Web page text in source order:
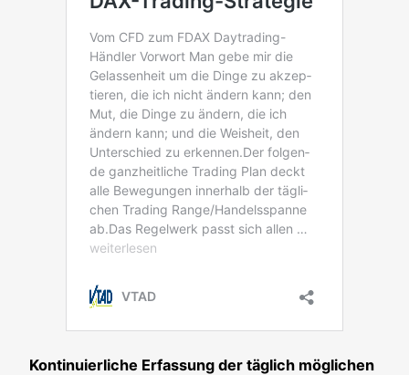
Kon­ti­nu­ier­li­che Erfas­sung der täg­lich mög­li­chen